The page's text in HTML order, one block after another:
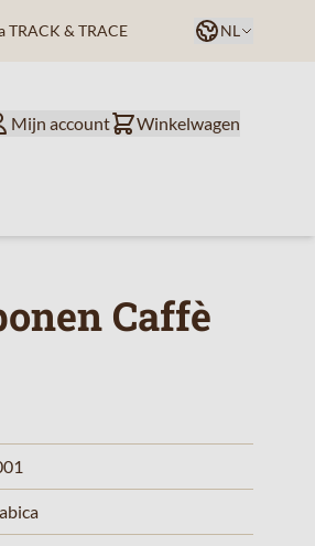
TRACK & TRACE TaalNL
Mijn account Winkelwagen
Caffè